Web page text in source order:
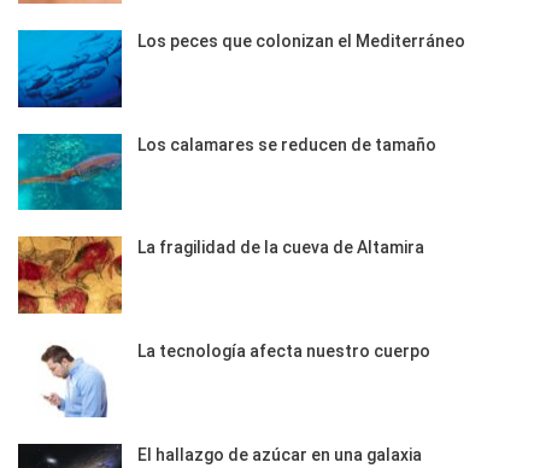
Los peces que colonizan el Mediterráneo
Los calamares se reducen de tamaño
La fragilidad de la cueva de Altamira
La tecnología afecta nuestro cuerpo
El hallazgo de azúcar en una galaxia